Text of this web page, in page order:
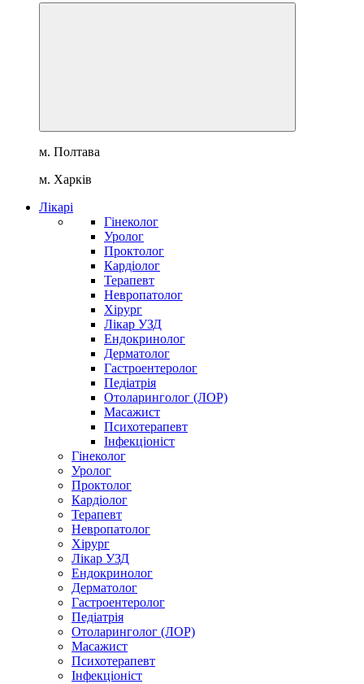
м. Полтава
м. Харків
Лікарі
Гінеколог
Уролог
Проктолог
Кардіолог
Терапевт
Невропатолог
Хірург
Лікар УЗД
Ендокринолог
Дерматолог
Гастроентеролог
Педіатрія
Отоларинголог (ЛОР)
Масажист
Психотерапевт
Інфекціоніст
Гінеколог
Уролог
Проктолог
Кардіолог
Терапевт
Невропатолог
Хірург
Лікар УЗД
Ендокринолог
Дерматолог
Гастроентеролог
Педіатрія
Отоларинголог (ЛОР)
Масажист
Психотерапевт
Інфекціоніст